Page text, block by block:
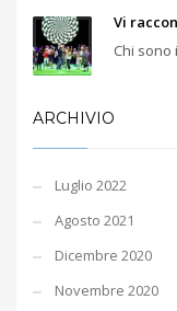
Vi
Chi sono
ARCHIVIO
Luglio 2022
Agosto 2021
Dicembre 2020
Novembre 2020